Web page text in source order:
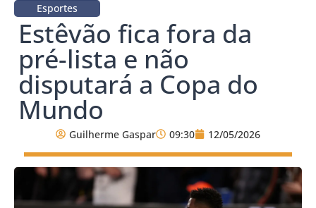
Esportes
Estêvão fica fora da
pré-lista e não
disputará a Copa do
Mundo
Guilherme Gaspar 09:30 12/05/2026